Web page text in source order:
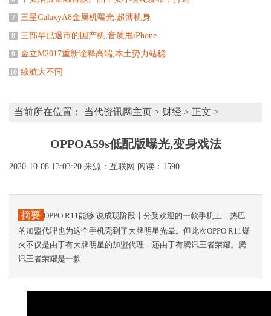
7 三星GalaxyA8金属机曝光:超薄机身
8 三部早已退市的国产机,音质甩iPhone
9 金立M2017重新诠释高端,本土势力站稳
10 续航大不同
当前所在位置： 当代资讯网主页 > 财经 > 正文 >
OPPOA59s低配版曝光,变身戏法
2020-10-08 13:03:20 来源：互联网 阅读：1590
摘要 OPPO R11能够 说成现阶段十分受欢迎的一款手机上，热巴
的加盟代理也为这个手机壳到了大牌明星光晕。但此次OPPO R11爆
火不仅是由于有大牌明星的加盟代理，还由于有腾讯王者荣耀。腾
讯王者荣耀是一款